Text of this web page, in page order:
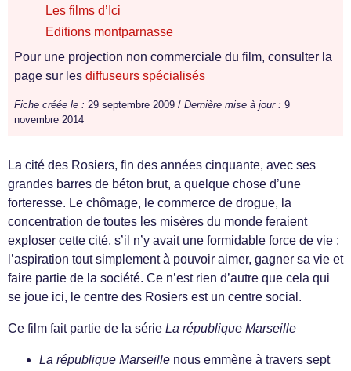
Les films d’Ici
Editions montparnasse
Pour une projection non commerciale du film, consulter la
page sur les diffuseurs spécialisés
Fiche créée le : 29 septembre 2009 / Dernière mise à jour : 9
novembre 2014
La cité des Rosiers, fin des années cinquante, avec ses
grandes barres de béton brut, a quelque chose d’une
forteresse. Le chômage, le commerce de drogue, la
concentration de toutes les misères du monde feraient
exploser cette cité, s’il n’y avait une formidable force de vie :
l’aspiration tout simplement à pouvoir aimer, gagner sa vie et
faire partie de la société. Ce n’est rien d’autre que cela qui
se joue ici, le centre des Rosiers est un centre social.
Ce film fait partie de la série La république Marseille
La république Marseille nous emmène à travers sept